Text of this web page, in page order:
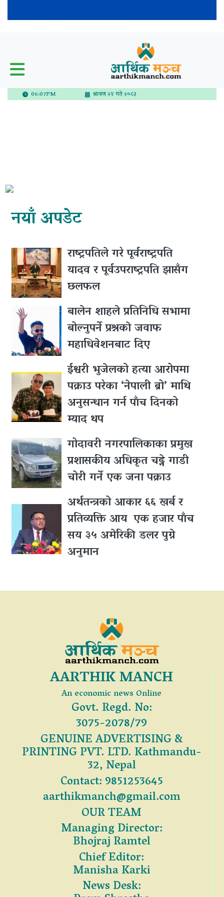
06:07PM श्रावण २४ गते २०८३
नयाँ अपडेट
राष्ट्रपतिले गरे पूर्वराष्ट्रपति
यादव र पूर्वउपराष्ट्रपति झासँग
छलफल
बालेन शाहले प्रतिनिधि सभामा
बोल्नुपर्ने प्रश्नकाे जवाफ
महाधिवेशनबाट दिए
ईश्वरी भुजेलको हत्या आरोपमा
पक्राउ परेका ‘नेपाली ब्रो’ माथि
अनुसन्धान गर्न पाँच दिनको
म्याद थप
गोदावरी नगरपालिकाका प्रमुख
प्रशासकीय अधिकृत चढ्ने गाडी
चोरी गर्ने एक जना पक्राउ
अर्थतन्त्रको आकार ६६ खर्ब र
प्रतिव्यक्ति आय एक हजार पाँच
सय ३५ अमेरिकी डलर पुग्ने
अनुमान
AARTHIK MANCH
An economic news Online
Govt. Regd. No:
3075-2078/79
GENUINE ADVERTISING &
PRINTING PVT. LTD. Kathmandu-
32, Nepal
Contact: 9851253645
aarthikmanch@gmail.com
OUR TEAM
Managing Director:
Bhojraj Ramtel
Chief Editor:
Manisha Karki
News Desk: